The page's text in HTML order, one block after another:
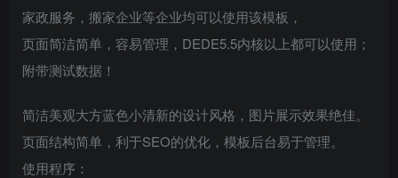
家政服务，搬家企业等企业均可以使用该模板，
页面简洁简单，容易管理，DEDE5.5内核以上都可以使用；
附带测试数据！
简洁美观大方蓝色小清新的设计风格，图片展示效果绝佳。
页面结构简单，利于SEO的优化，模板后台易于管理。
使用程序：